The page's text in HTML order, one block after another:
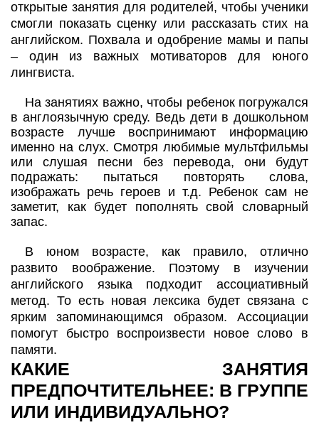
открытые занятия для родителей, чтобы ученики
смогли показать сценку или рассказать стих на
английском. Похвала и одобрение мамы и папы
– один из важных мотиваторов для юного
лингвиста.
На занятиях важно, чтобы ребенок погружался
в англоязычную среду. Ведь дети в дошкольном
возрасте лучше воспринимают информацию
именно на слух. Смотря любимые мультфильмы
или слушая песни без перевода, они будут
подражать: пытаться повторять слова,
изображать речь героев и т.д. Ребенок сам не
заметит, как будет пополнять свой словарный
запас.
В юном возрасте, как правило, отлично
развито воображение. Поэтому в изучении
английского языка подходит ассоциативный
метод. То есть новая лексика будет связана с
ярким запоминающимся образом. Ассоциации
помогут быстро воспроизвести новое слово в
памяти.
КАКИЕ ЗАНЯТИЯ
ПРЕДПОЧТИТЕЛЬНЕЕ: В ГРУППЕ
ИЛИ ИНДИВИДУАЛЬНО?